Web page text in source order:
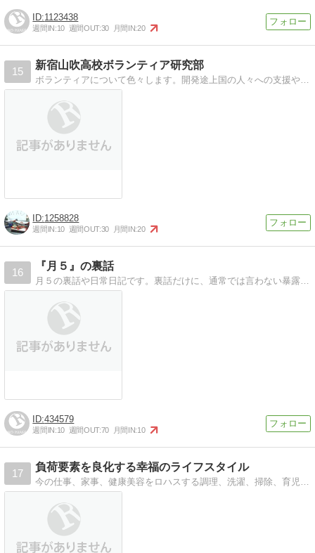
1123438
週間IN:10 週間OUT:30 月間IN:20
15
新宿山吹高校ボランティア研究部
ボランティアについて色々します。開発途上国の人々への支援や協力をしていきたいと思っています。
1258828
週間IN:10 週間OUT:30 月間IN:20
16
『月５』の裏話
月５の裏話や日常日記です。裏話だけに、通常では言わない暴露話も！！
434579
週間IN:10 週間OUT:70 月間IN:10
17
負荷要素を良化する幸福のライフスタイル
今の仕事、家事、健康美容をロハスする調理、洗濯、掃除、育児を愉しむ知恵